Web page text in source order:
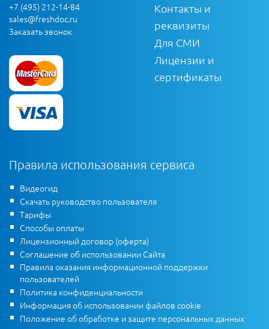
+7 (495) 212-14-84
sales@freshdoc.ru
Заказать звонок
Контакты и
реквизиты
Для СМИ
Лицензии и
сертификаты
Правила использования сервиса
Видеогид
Скачать руководство пользователя
Тарифы
Способы оплаты
Лицензионный договор (оферта)
Соглашение об использовании Сайта
Правила оказания информационной поддержки
пользователей
Политика конфиденциальности
Информация об использовании файлов cookie
Положение об обработке и защите персональных данных